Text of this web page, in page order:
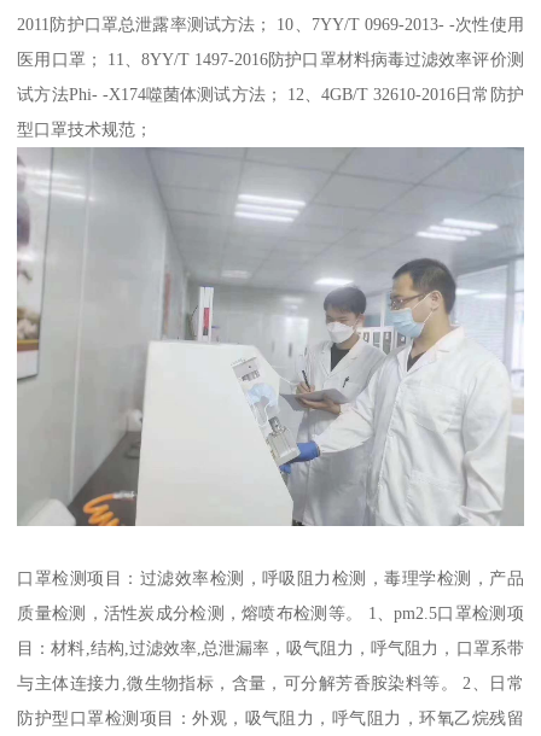
2011防护口罩总泄露率测试方法； 10、7YY/T 0969-2013- -次性使用
医用口罩； 11、8YY/T 1497-2016防护口罩材料病毒过滤效率评价测
试方法Phi- -X174噬菌体测试方法； 12、4GB/T 32610-2016日常防护
型口罩技术规范；
口罩检测项目：过滤效率检测，呼吸阻力检测，毒理学检测，产品
质量检测，活性炭成分检测，熔喷布检测等。 1、pm2.5口罩检测项
目：材料,结构,过滤效率,总泄漏率，吸气阻力，呼气阻力，口罩系带
与主体连接力,微生物指标，含量，可分解芳香胺染料等。 2、日常
防护型口罩检测项目：外观，吸气阻力，呼气阻力，环氧乙烷残留